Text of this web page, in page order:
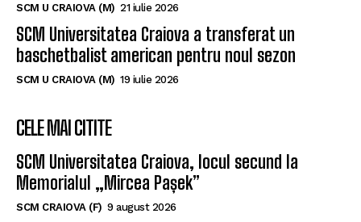
SCM U CRAIOVA (M) 21 iulie 2026
SCM Universitatea Craiova a transferat un
baschetbalist american pentru noul sezon
SCM U CRAIOVA (M) 19 iulie 2026
CELE MAI CITITE
SCM Universitatea Craiova, locul secund la
Memorialul „Mircea Pașek”
SCM CRAIOVA (F) 9 august 2026